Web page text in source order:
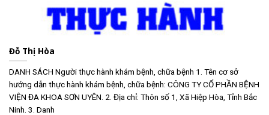
Đỗ Thị Hòa
DANH SÁCH Người thực hành khám bệnh, chữa bệnh 1. Tên cơ sở
hướng dẫn thực hành khám bệnh, chữa bệnh: CÔNG TY CỔ PHẦN BỆNH
VIỆN ĐA KHOA SƠN UYÊN. 2. Địa chỉ: Thôn số 1, Xã Hiệp Hòa, Tỉnh Bắc
Ninh. 3. Danh